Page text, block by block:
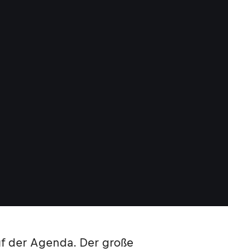
der Agenda. Der große